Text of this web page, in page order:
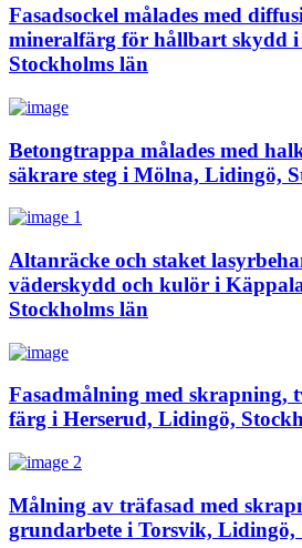
Fasadsockel målades med
mineralfärg för hållbart skydd
Stockholms län
Betongtrappa målades med
säkrare steg i Mölna, Lidingö,
Altanräcke och staket
väderskydd och kulör i
Stockholms län
Fasadmålning med skrapning,
färg i Herserud, Lidingö,
Målning av träfasad med
grundarbete i Torsvik, Lidingö,